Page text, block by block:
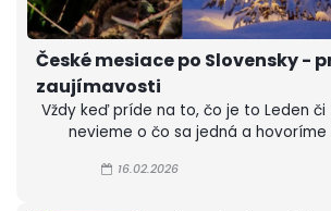
České mesiace po Slovensky -
zaujímavosti
16.02.2026
Vždy keď príde na to, čo je to Leden či
nevieme o čo sa jedná a hovoríme